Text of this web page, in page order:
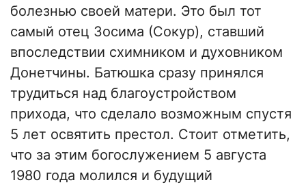
болезнью своей матери. Это был тот
самый отец Зосима (Сокур), ставший
впоследствии схимником и духовником
Донетчины. Батюшка сразу принялся
трудиться над благоустройством
прихода, что сделало возможным спустя
5 лет освятить престол. Стоит отметить,
что за этим богослужением 5 августа
1980 года молился и будущий